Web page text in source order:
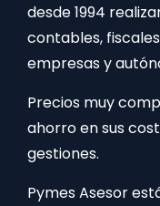
desde 1994
contables,
empresas y
Precios muy
ahorro en sus
gestiones.
Pymes Asesor